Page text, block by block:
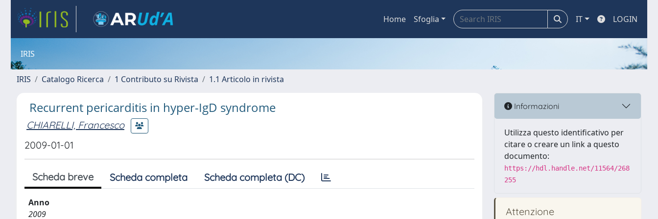
Home Sfoglia IT LOGIN
IRIS
IRIS Catalogo Ricerca 1 Contributo su Rivista 1.1 Articolo in rivista
Recurrent pericarditis in hyper-IgD syndrome
CHIARELLI, Francesco
2009-01-01
Scheda breve Scheda completa Scheda completa (DC)
Anno
2009
Informazioni
Utilizza questo identificativo per
citare o creare un link a questo
documento:
https://hdl.handle.net/11564/268
255
Attenzione